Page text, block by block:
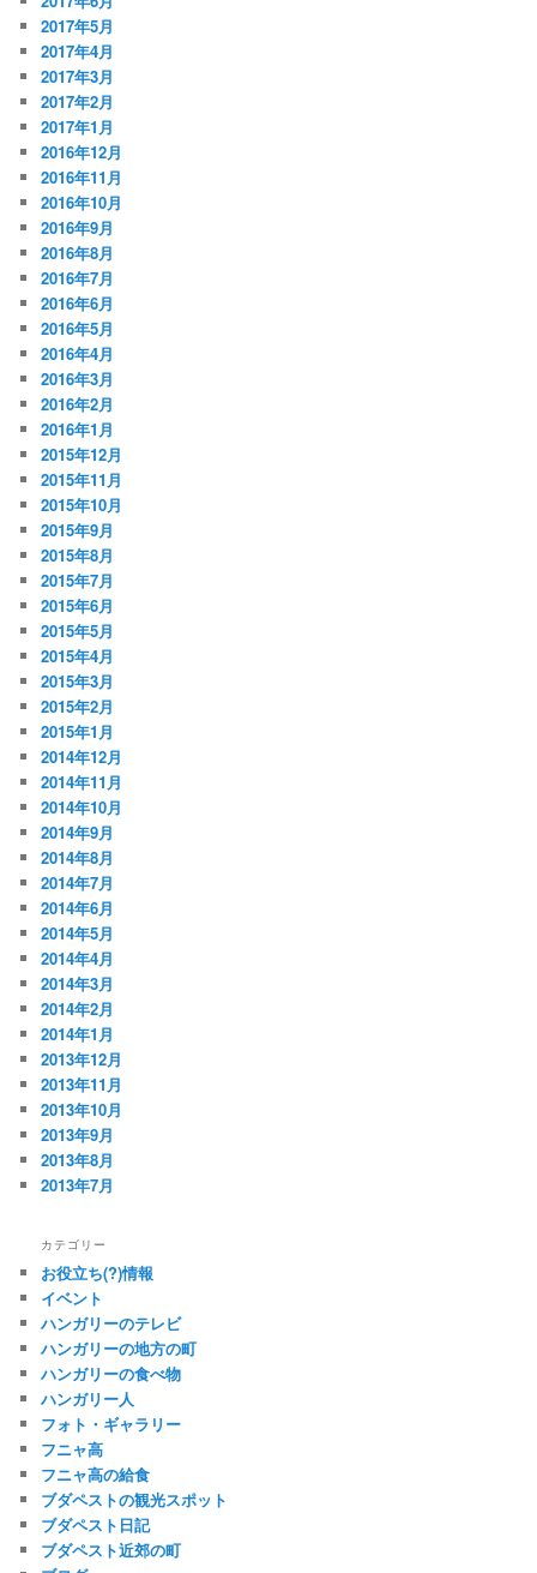
2017年5月
2017年4月
2017年3月
2017年2月
2017年1月
2016年12月
2016年11月
2016年10月
2016年9月
2016年8月
2016年7月
2016年6月
2016年5月
2016年4月
2016年3月
2016年2月
2016年1月
2015年12月
2015年11月
2015年10月
2015年9月
2015年8月
2015年7月
2015年6月
2015年5月
2015年4月
2015年3月
2015年2月
2015年1月
2014年12月
2014年11月
2014年10月
2014年9月
2014年8月
2014年7月
2014年6月
2014年5月
2014年4月
2014年3月
2014年2月
2014年1月
2013年12月
2013年11月
2013年10月
2013年9月
2013年8月
2013年7月
カテゴリー
お役立ち(?)情報
イベント
ハンガリーのテレビ
ハンガリーの地方の町
ハンガリーの食べ物
ハンガリー人
フォト・ギャラリー
フニャ高
フニャ高の給食
ブダペストの観光スポット
ブダペスト日記
ブダペスト近郊の町